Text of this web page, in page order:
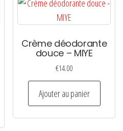
Crème déodorante
douce – MIYE
€14.00
Ajouter au panier